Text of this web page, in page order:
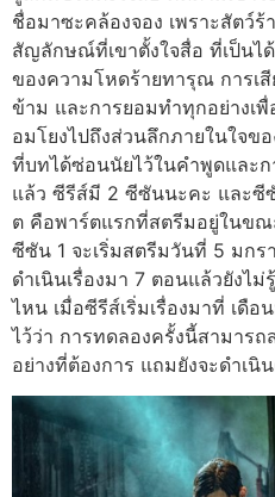
ชื่อมาซะคล้องจอง เพราะสัตว์ร้
สัญลักษณ์ที่เขาตั้งใจสื่อ ที่เป็นไ
ของความโหดร้ายทารุณ การเ
ข้าม และการยอมทำทุกอย่างเ
อมโยงไปถึงส่วนลึกภายในใจข
ที่บทได้ซ่อนนัยไว้ในคำพูดและ
แล้ว ซีรีส์มี 2 ซีซันนะคะ และซี
ต คือพาร์ตแรกที่สตรีมอยู่ในข
ซีซัน 1 จะเริ่มสตรีมวันที่ 5 มกร
ดำเนินเรื่องมา 7 ตอนแล้วยังไม่
ไหน เมื่อซีรีส์เริ่มเรื่องมาที่ เดือ
ไว้ว่า การทดลองครั้งนี้สามาร
อย่างที่ต้องการ แถมยังจะดำเนิ